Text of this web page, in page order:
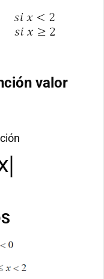
valor